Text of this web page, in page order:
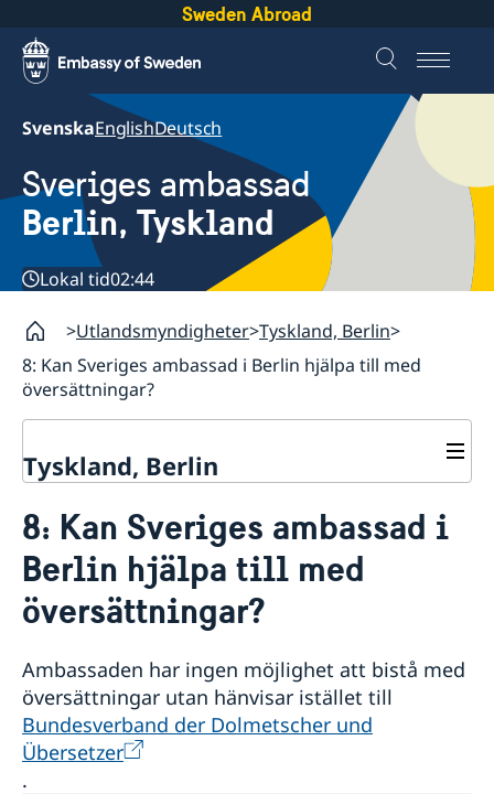
Sweden Abroad
SvenskaEnglishDeutsch
Sveriges ambassad
Berlin, Tyskland
Lokal tid02:44
Utlandsmyndigheter Tyskland, Berlin
8: Kan Sveriges ambassad i Berlin hjälpa till med
översättningar?
Tyskland, Berlin
Ändrade öppettider
Val 2026
Reseinformation till svenskar
Lediga tjänster
Kontakt & öppettider
Våra konsulat
Presskontakter
Om oss
Sverige i Tyskland
Svenska kyrkor
SWEA
Svenskar i världen
Svenska skolor och skolföreningar
Anmäl handelshinder
Så kan du få stöd
Team Sweden i Tyskland
Vi är en resurs för svenska företag
8: Kan Sveriges ambassad i
Berlin hjälpa till med
översättningar?
Ambassaden har ingen möjlighet att bistå med
översättningar utan hänvisar istället till
Bundesverband der Dolmetscher und
Übersetzer
.